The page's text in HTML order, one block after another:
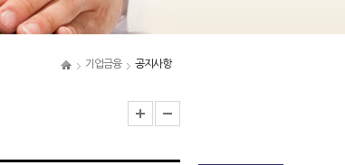
기업금융 공지사항